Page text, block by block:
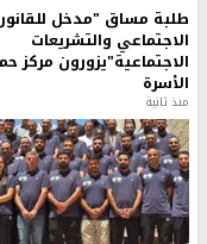
طلبة مساق "مدخل
الاجتماعي والتشريعات
الاجتماعية"يزورون مركز
الأسرة
منذ ثانية